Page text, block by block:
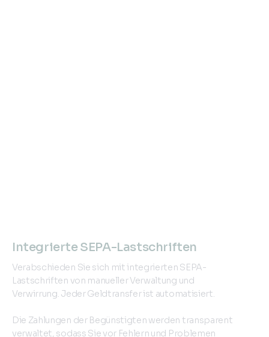
Integrierte SEPA-Lastschriften
Verabschieden Sie sich mit integrierten SEPA-
Lastschriften von manueller Verwaltung und
Verwirrung. Jeder Geldtransfer ist automatisiert.
Die Zahlungen der Begünstigten werden transparent
verwaltet, sodass Sie vor Fehlern und Problemen